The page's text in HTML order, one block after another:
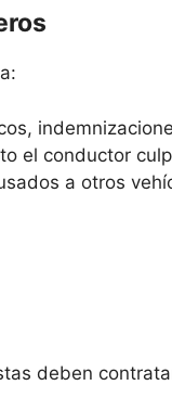
el conductor
a otros
deben